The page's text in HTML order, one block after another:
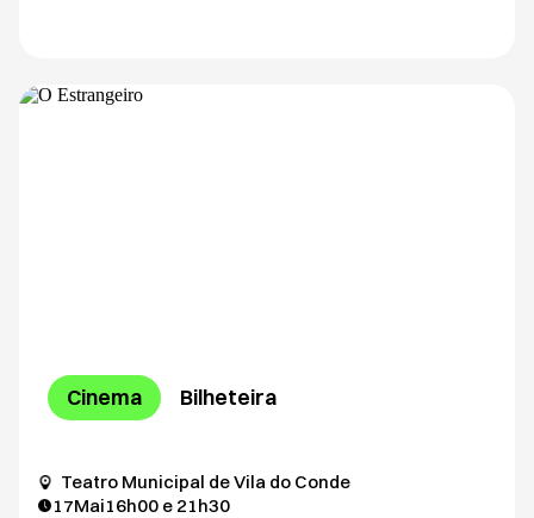
Cinema Bilheteira
Teatro Municipal de Vila do Conde
17Mai16h00 e 21h30